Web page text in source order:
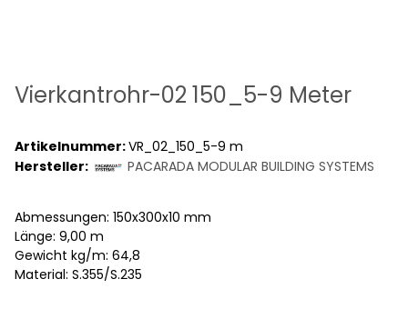
Vierkantrohr-02 150_5-9 Meter
Artikelnummer:VR_02_150_5-9 m
Hersteller:
PACARADA MODULAR BUILDING SYSTEMS
Abmessungen: 150x300x10 mm
Länge: 9,00 m
Gewicht kg/m: 64,8
Material: S.355/S.235